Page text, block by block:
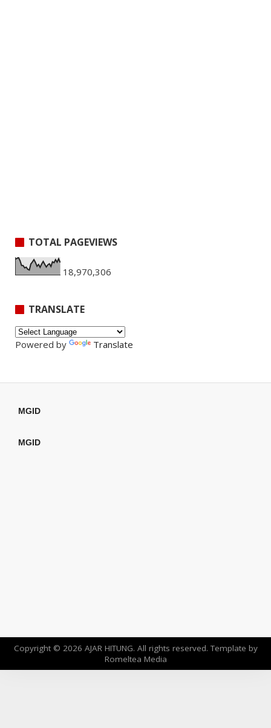
TOTAL PAGEVIEWS
18,970,306
TRANSLATE
Powered by Translate
MGID
MGID
Copyright © 2026 AJAR HITUNG. All rights reserved. Template by
Romeltea Media